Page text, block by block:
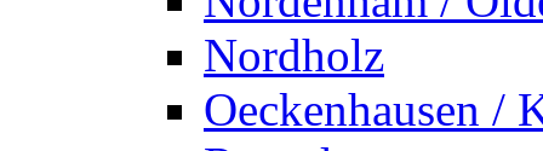
Nordholz
Oeckenhausen /